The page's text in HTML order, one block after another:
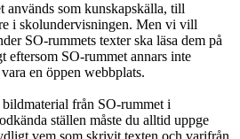
som kunskapskälla, till
i skolundervisningen. Men vi vill
SO-rummets texter ska läsa dem på
eftersom SO-rummet annars inte
en öppen webbplats.
från SO-rummet i
ställen måste du alltid uppge
vem som skrivit texten och varifrån